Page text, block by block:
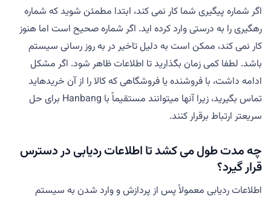
اگر شماره پیگیری شما کار نمی کند، ابتدا مطمئن شوید که شماره
رهگیری را به درستی وارد کرده اید. اگر شماره صحیح است اما هنوز
کار نمی کند، ممکن است به دلیل تاخیر در به روز رسانی سیستم
باشد. لطفا کمی زمان بگذارید تا اطلاعات ظاهر شود. اگر مشکل
ادامه داشت، با فروشنده یا فروشگاهی که کالا را از آن خریدهاید
تماس بگیرید، زیرا آنها میتوانند مستقیماً با Hanbang برای حل
سریعتر ارتباط برقرار کنند.
چه مدت طول می کشد تا اطلاعات ردیابی در دسترس
قرار گیرد؟
اطلاعات ردیابی معمولاً پس از پردازش و وارد شدن به سیستم